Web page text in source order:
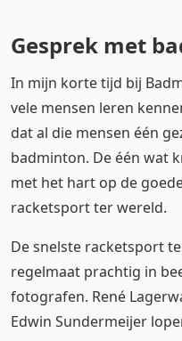
Gesprek met
In mijn korte tijd bij
vele mensen leren
dat al die mensen één
badminton. De één wat
met het hart op de
racketsport ter wereld.
De snelste racketsport
regelmaat prachtig in
fotografen. René
Edwin Sundermeijer